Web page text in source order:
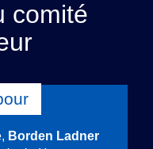
comité
Borden Ladner